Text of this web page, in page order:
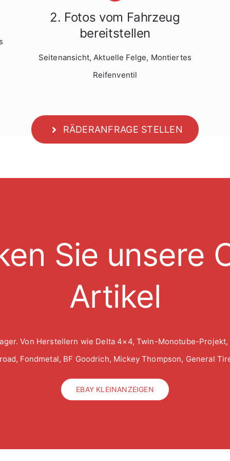
2. Fotos vom Fahrzeug
bereitstellen
Seitenansicht, Aktuelle Felge, Montiertes
Reifenventil
RÄDERANFRAGE STELLEN
Sie unsere
Artikel
Von Herstellern wie Delta 4×4, Twin-Monotube-
Fondmetal, BF Goodrich, Mickey Thompson, General
EBAY KLEINANZEIGEN